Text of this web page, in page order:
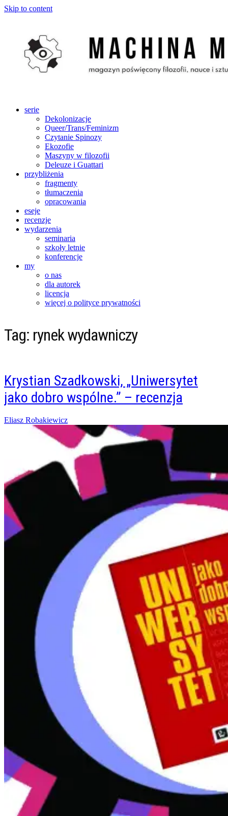
Skip to content
serie
Dekolonizacje
Queer/Trans/Feminizm
Czytanie Spinozy
Ekozofie
Maszyny w filozofii
Deleuze i Guattari
przybliżenia
fragmenty
tłumaczenia
opracowania
eseje
recenzje
wydarzenia
seminaria
szkoły letnie
konferencje
my
o nas
dla autorek
licencja
więcej o polityce prywatności
Tag: rynek wydawniczy
Krystian Szadkowski, „Uniwersytet
jako dobro wspólne.” – recenzja
Posted
09/04/2016
Eliasz Robakiewicz